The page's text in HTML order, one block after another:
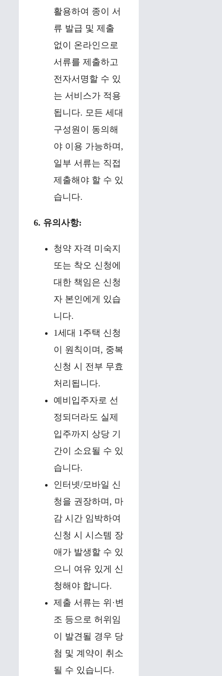
활용하여 종이 서
류 발급 및 제출
없이 온라인으로
서류를 제출하고
전자서명할 수 있
는 서비스가 적용
됩니다. 모든 세대
구성원이 동의해
야 이용 가능하며,
일부 서류는 직접
제출해야 할 수 있
습니다.
6. 유의사항:
청약 자격 미숙지
또는 착오 신청에
대한 책임은 신청
자 본인에게 있습
니다.
1세대 1주택 신청
이 원칙이며, 중복
신청 시 전부 무효
처리됩니다.
예비입주자로 선
정되더라도 실제
입주까지 상당 기
간이 소요될 수 있
습니다.
인터넷/모바일 신
청을 권장하며, 마
감 시간 임박하여
신청 시 시스템 장
애가 발생할 수 있
으니 여유 있게 신
청해야 합니다.
제출 서류는 위·변
조 등으로 허위임
이 발견될 경우 당
첨 및 계약이 취소
될 수 있습니다.